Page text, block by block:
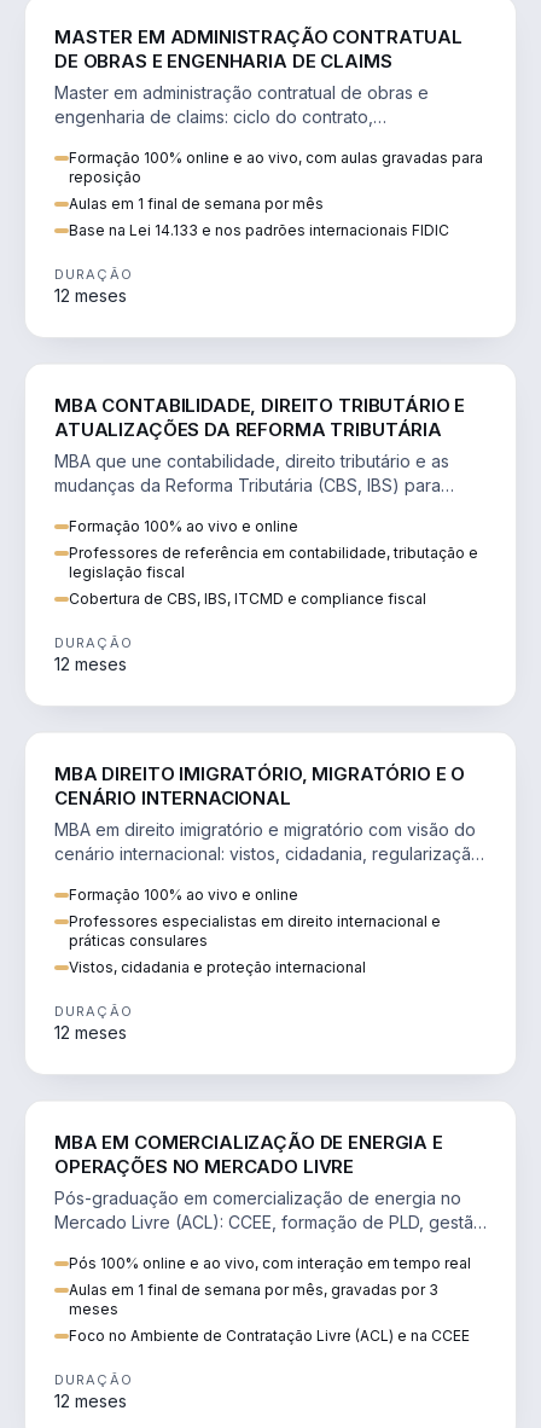
MASTER EM ADMINISTRAÇÃO CONTRATUAL
DE OBRAS E ENGENHARIA DE CLAIMS
Master em administração contratual de obras e
engenharia de claims: ciclo do contrato,
Formação 100% online e ao vivo, com aulas gravadas para
reposição
Aulas em 1 final de semana por mês
Base na Lei 14.133 e nos padrões internacionais FIDIC
DURAÇÃO
12 meses
MBA CONTABILIDADE, DIREITO TRIBUTÁRIO E
ATUALIZAÇÕES DA REFORMA TRIBUTÁRIA
MBA que une contabilidade, direito tributário e as
mudanças da Reforma Tributária (CBS, IBS) para
Formação 100% ao vivo e online
Professores de referência em contabilidade, tributação e
legislação fiscal
Cobertura de CBS, IBS, ITCMD e compliance fiscal
DURAÇÃO
12 meses
MBA DIREITO IMIGRATÓRIO, MIGRATÓRIO E O
CENÁRIO INTERNACIONAL
MBA em direito imigratório e migratório com visão do
cenário internacional: vistos, cidadania, regularização
Formação 100% ao vivo e online
Professores especialistas em direito internacional e
práticas consulares
Vistos, cidadania e proteção internacional
DURAÇÃO
12 meses
MBA EM COMERCIALIZAÇÃO DE ENERGIA E
OPERAÇÕES NO MERCADO LIVRE
Pós-graduação em comercialização de energia no
Mercado Livre (ACL): CCEE, formação de PLD, gestão
Pós 100% online e ao vivo, com interação em tempo real
Aulas em 1 final de semana por mês, gravadas por 3
meses
Foco no Ambiente de Contratação Livre (ACL) e na CCEE
DURAÇÃO
12 meses